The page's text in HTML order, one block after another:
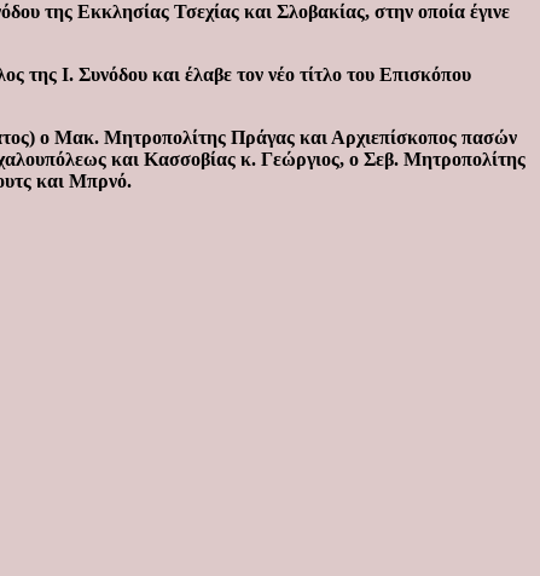
της Εκκλησίας Τσεχίας και Σλοβακίας, στην οποία έγινε
της Ι. Συνόδου και έλαβε τον νέο τίτλο του Επισκόπου
ο Μακ. Μητροπολίτης Πράγας και Αρχιεπίσκοπος πασών
και Κασσοβίας κ. Γεώργιος, ο Σεβ. Μητροπολίτης
και Μπρνό.